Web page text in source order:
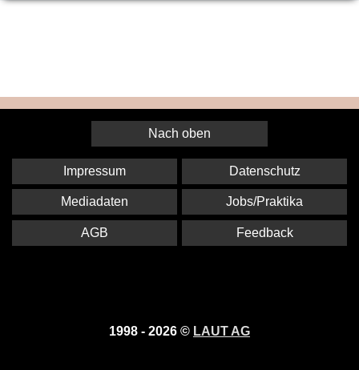
Nach oben
1998 - 2026 © LAUT AG
Impressum Datenschutz
Mediadaten Jobs/Praktika
AGB Feedback